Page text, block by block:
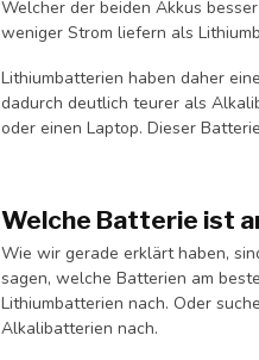
Welcher der beiden Akkus
weniger Strom liefern als
Lithiumbatterien haben daher
dadurch deutlich teurer als
oder einen Laptop. Dieser
Welche Batterie ist
Wie wir gerade erklärt haben,
sagen, welche Batterien am
Lithiumbatterien nach. Oder
Alkalibatterien nach.